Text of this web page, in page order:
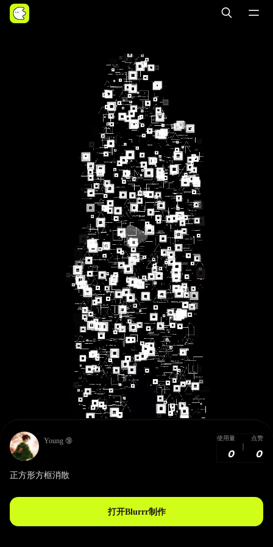
Young 🔞 使用量
0
点赞
0
正方形方框消散
打开Blurrr制作